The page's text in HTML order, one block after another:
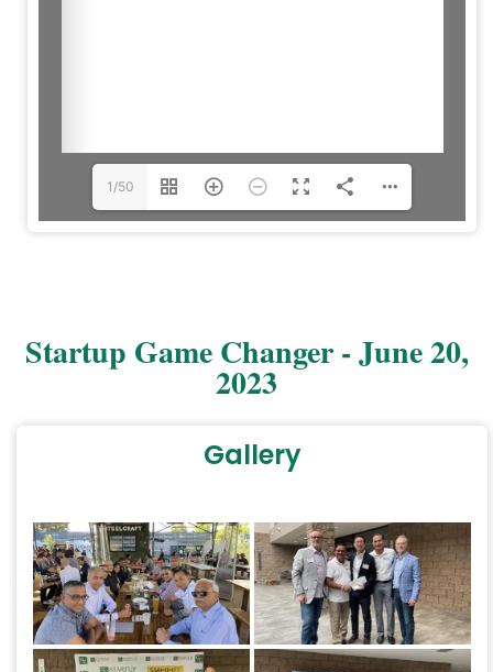
1/50
Startup Game Changer - June 20,
2023
Gallery